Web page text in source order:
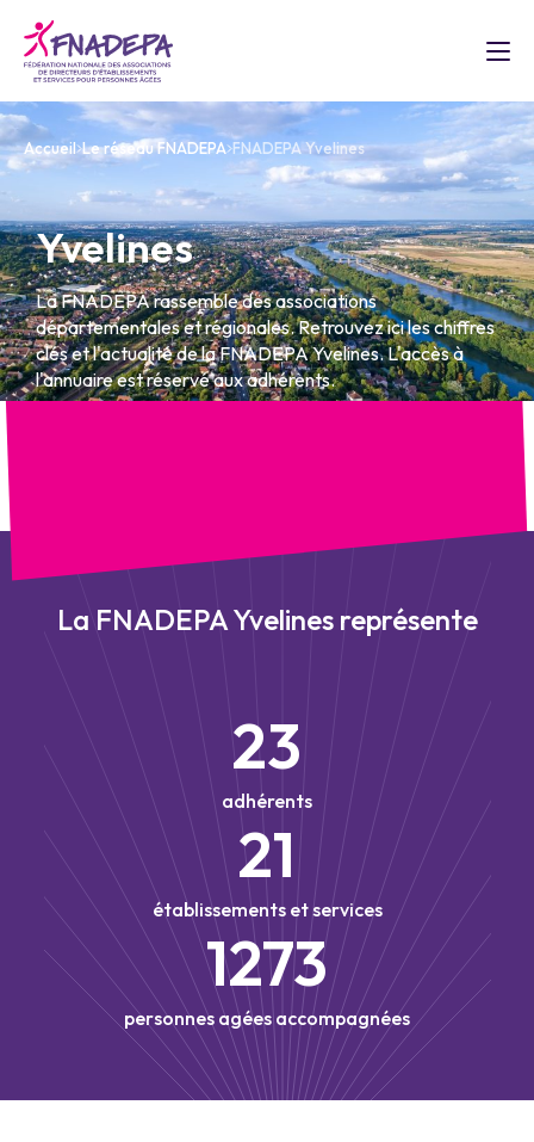
Accueil Le réseau FNADEPA FNADEPA Yvelines
Yvelines
La FNADEPA rassemble des associations
départementales et régionales. Retrouvez ici les chiffres
clés et l'actualité de la FNADEPA Yvelines. L'accès à
l'annuaire est réservé aux adhérents.
La FNADEPA Yvelines représente
23
adhérents
21
établissements et services
1273
personnes agées accompagnées